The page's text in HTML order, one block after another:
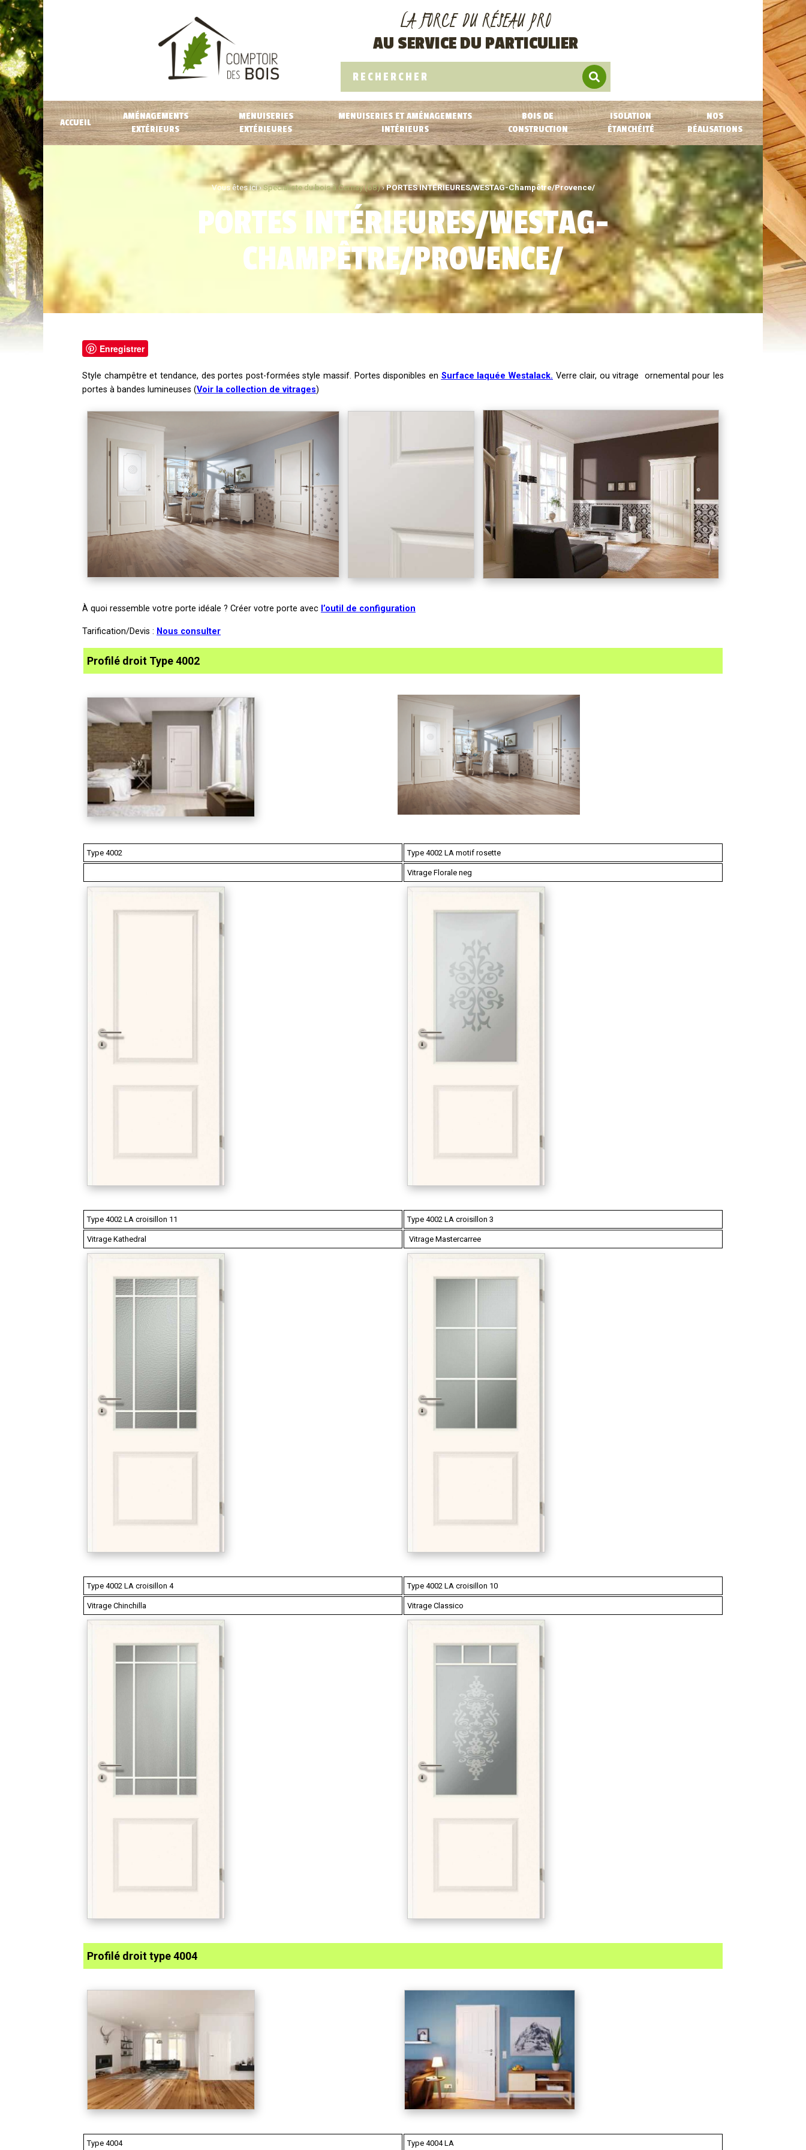
LA FORCE DU RÉSEAU PRO
AU SERVICE DU PARTICULIER
ACCUEIL
AMÉNAGEMENTS
EXTÉRIEURS
MENUISERIES
EXTÉRIEURES
MENUISERIES ET AMÉNAGEMENTS
INTÉRIEURS
BOIS DE
CONSTRUCTION
ISOLATION
ÉTANCHÉITÉ
NOS
RÉALISATIONS
Vous êtes ici ›Spécialiste du bois à Cernay (68)›PORTES INTÉRIEURES/WESTAG-Champêtre/Provence/
PORTES INTÉRIEURES/WESTAG-
CHAMPÊTRE/PROVENCE/
Enregistrer
Style champêtre et tendance, des portes post-formées style massif. Portes disponibles en Surface laquée Westalack. Verre clair, ou vitrage ornemental pour les
portes à bandes lumineuses (Voir la collection de vitrages)
À quoi ressemble votre porte idéale ? Créer votre porte avec l’outil de configuration
Tarification/Devis : Nous consulter
Profilé droit Type 4002
Type 4002 Type 4002 LA motif rosette
Vitrage Florale neg
Type 4002 LA croisillon 11 Type 4002 LA croisillon 3
Vitrage Kathedral Vitrage Mastercarree
Type 4002 LA croisillon 4 Type 4002 LA croisillon 10
Vitrage Chinchilla Vitrage Classico
Profilé droit type 4004
Type 4004 Type 4004 LA